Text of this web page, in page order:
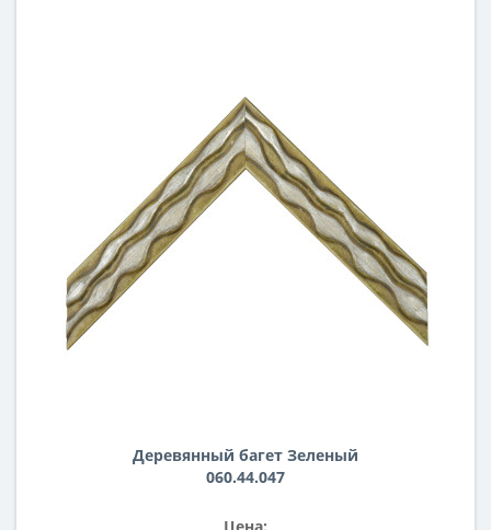
Деревянный багет Зеленый
060.44.047